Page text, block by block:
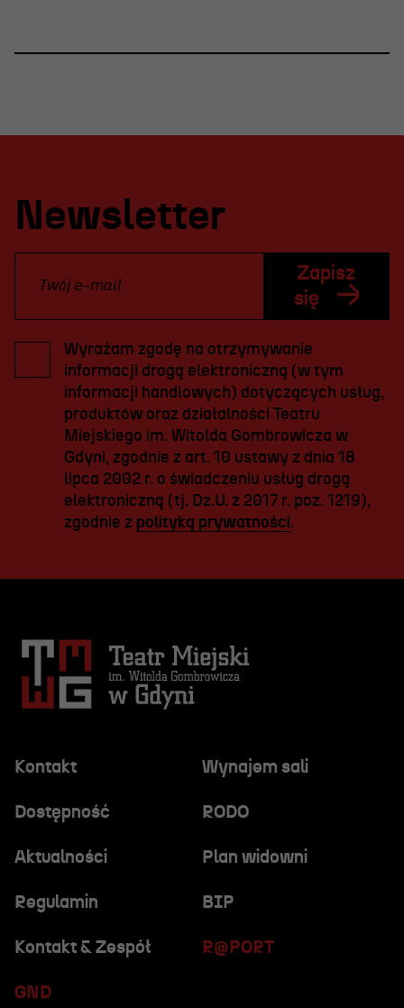
Newsletter
Zapisz
się
Wyrażam zgodę na otrzymywanie
informacji drogą elektroniczną (w tym
informacji handlowych) dotyczących usług,
produktów oraz działalności Teatru
Miejskiego im. Witolda Gombrowicza w
Gdyni, zgodnie z art. 10 ustawy z dnia 18
lipca 2002 r. o świadczeniu usług drogą
elektroniczną (tj. Dz.U. z 2017 r. poz. 1219),
zgodnie z polityką prywatności.
Kontakt Wynajem sali
Dostępność RODO
R@PORT
Aktualności Plan widowni
Regulamin BIP
GND
Kontakt & Zespół